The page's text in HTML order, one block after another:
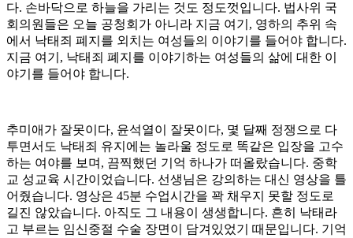
다. 손바닥으로 하늘을 가리는 것도 정도껏입니다. 법사위 국
회의원들은 오늘 공청회가 아니라 지금 여기 , 영하의 추위 속
에서 낙태죄 폐지를 외치는 여성들의 이야기를 들어야 합니다.
지금 여기 , 낙태죄 폐지를 이야기하는 여성들의 삶에 대한 이
야기를 들어야 합니다.
추미애가 잘못이다, 윤석열이 잘못이다, 몇 달째 정쟁으로 다
투면서도 낙태죄 유지에는 놀라울 정도로 똑같은 입장을 고수
하는 여야를 보며 , 끔찍했던 기억 하나가 떠올랐습니다. 중학
교 성교육 시간이었습니다. 선생님은 강의하는 대신 영상을 틀
어줬습니다. 영상은 45분 수업시간을 꽉 채우지 못할 정도로
길진 않았습니다. 아직도 그 내용이 생생합니다. 흔히 낙태라
고 부르는 임신중절 수술 장면이 담겨있었기 때문입니다. 기억